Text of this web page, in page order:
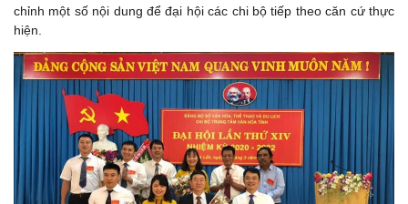
chỉnh một số nội dung để đại hội các chi bộ tiếp theo căn cứ thực
hiện.